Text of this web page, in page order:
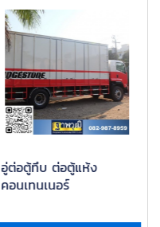
อู่ต่อตู้ทึบ ต่อตู้แห้ง
คอนเทนเนอร์